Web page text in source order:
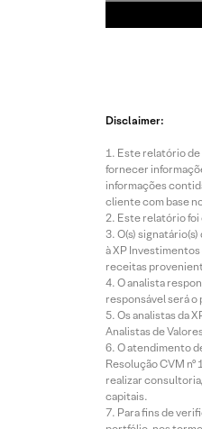
Disclaimer:
Este relatório de
fornecer
informações
cliente com base
Este relatório foi
O(s)
à XP
receitas
O analista
responsável será
Os analistas da
Analistas de
O atendimento
Resolução CVM
realizar
capitais.
Para fins de